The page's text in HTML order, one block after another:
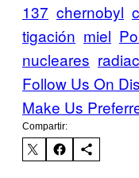
137 chernobyl
tigación miel
nucleares
Follow Us On
Make Us
Compartir: